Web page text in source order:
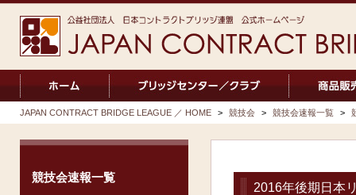
JAPAN CONTRACT BRIDGE LEAGUE ／ HOME > 競技会 > 競技会速報一覧 >
競技会速報一覧
2016年後期日本